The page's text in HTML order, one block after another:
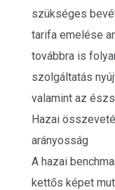
szükséges
tarifa emelése
továbbra is
szolgáltatás
valamint az
Hazai
arányosság
A hazai
kettős képet